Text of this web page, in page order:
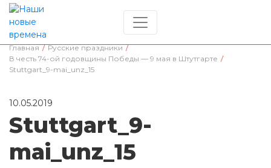
Главная / Русские праздники /
В честь 74-ой годовщины Победы — 9 мая в Штутгарте /
Stuttgart_9-mai_unz_15
10.05.2019
Stuttgart_9-
mai_unz_15